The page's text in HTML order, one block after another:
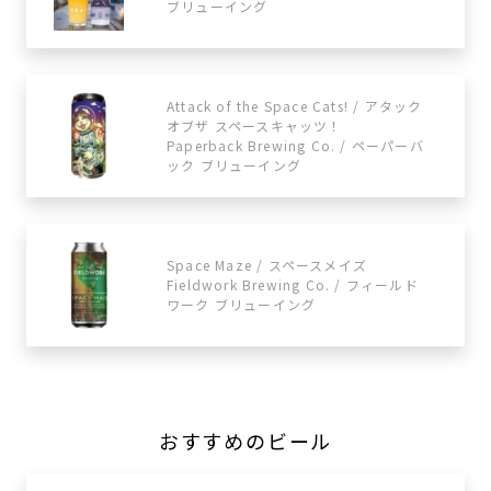
ブリューイング
Attack of the Space Cats! / アタック
オブザ スペースキャッツ！
Paperback Brewing Co. / ペーパーバ
ック ブリューイング
Space Maze / スペースメイズ
Fieldwork Brewing Co. / フィールド
ワーク ブリューイング
おすすめのビール